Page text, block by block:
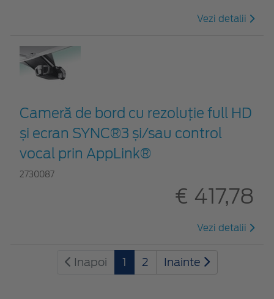
Vezi detalii
Cameră de bord cu rezoluție full HD
și ecran SYNC®3 și/sau control
vocal prin AppLink®
2730087
€ 417,78
Vezi detalii
Inapoi 1 2 Inainte